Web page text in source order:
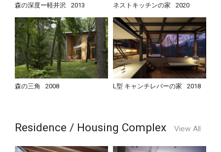
森の深度ー軽井沢 2013 ネストキッチンの家 2020
森の三角 2008 L型 キャンチレバーの家 2018
Residence / Housing Complex View All